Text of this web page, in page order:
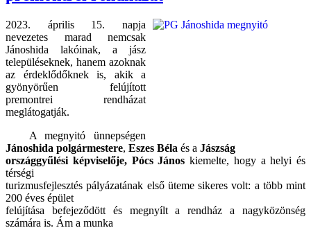
2023. április 15. napja
nevezetes marad nemcsak
Jánoshida lakóinak, a jász
településeknek, hanem azoknak
az érdeklődőknek is, akik a
gyönyörűen felújított
premontrei rendházat
meglátogatják.
A megnyitó ünnepségen
Jánoshida polgármestere, Eszes Béla és a Jászság
országgyűlési képviselője, Pócs János kiemelte, hogy a helyi és
térségi
turizmusfejlesztés pályázatának első üteme sikeres volt: a több mint
200 éves épület
felújítása befejeződött és megnyílt a rendház a nagyközönség
számára is. Ám a munka